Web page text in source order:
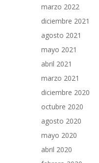
marzo 2022
diciembre 2021
agosto 2021
mayo 2021
abril 2021
marzo 2021
diciembre 2020
octubre 2020
agosto 2020
mayo 2020
abril 2020